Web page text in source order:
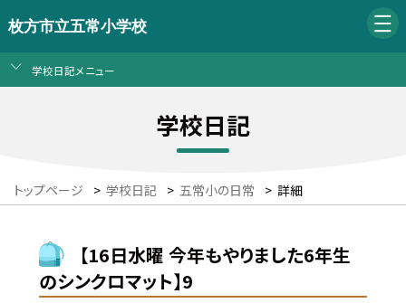
枚方市立五常小学校
学校日記メニュー
学校日記
トップページ > 学校日記 > 五常小の日常 > 詳細
【16日水曜 今年もやりました6年生
のシンクロマット】9